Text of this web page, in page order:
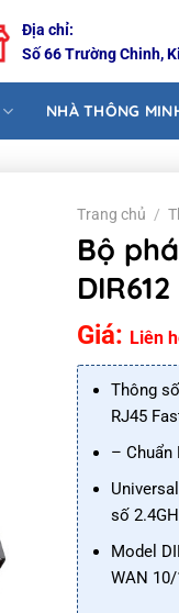
Địa chỉ:
Số 66 Trường Chinh,
NHÀ THÔNG
Trang chủ /
Bộ
Giá: Liên
Thông
RJ45
– Chuẩn
số
Model
WAN